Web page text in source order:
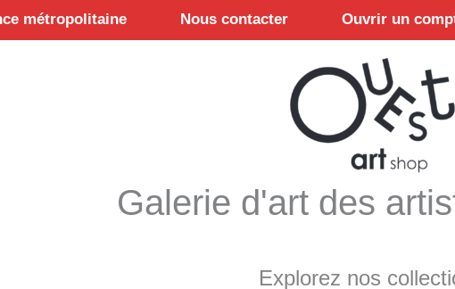
métropolitaine Nous contacter Ouvrir un
Galerie d'art des
Explorez nos